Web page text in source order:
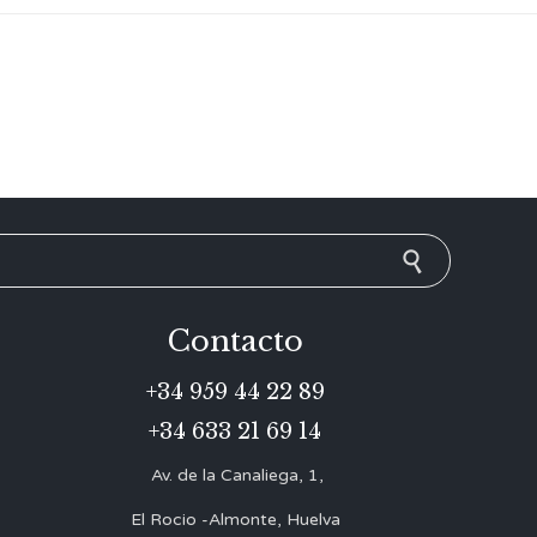
Contacto
+34 959 44 22 89
+34 633 21 69 14
Av. de la Canaliega, 1,
El Rocio -Almonte, Huelva